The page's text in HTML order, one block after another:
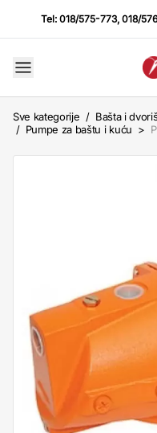
Tel:018/575-773,018/
Sve kategorije / Bašta i
/ Pumpe za baštu i kuću >